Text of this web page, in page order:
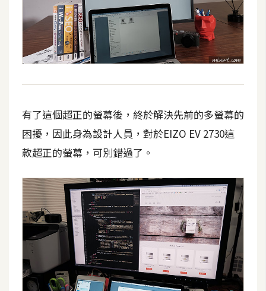
有了這個超正的螢幕後，終於解決先前的多螢幕的
困擾，因此身為設計人員，對於EIZO EV 2730這
款超正的螢幕，可別錯過了。